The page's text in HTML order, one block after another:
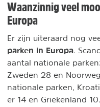
Waanzinnig veel
Europa
Er zijn uiteraard nog
parken in Europa.
aantal nationale
Zweden 28 en
nationale parken,
er 14 en Griekenland